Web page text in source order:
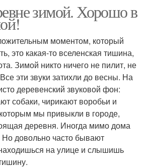
зимой. Хорошо в
моментом, который
это какая-то вселенская тишина,
Зимой никто ничего не пилит, не
эти звуки затихли до весны. На
деревенский звуковой фон:
собаки, чирикают воробьи и
мы привыкли в городе,
деревня. Иногда мимо дома
довольно часто бывают
на улице и слышишь